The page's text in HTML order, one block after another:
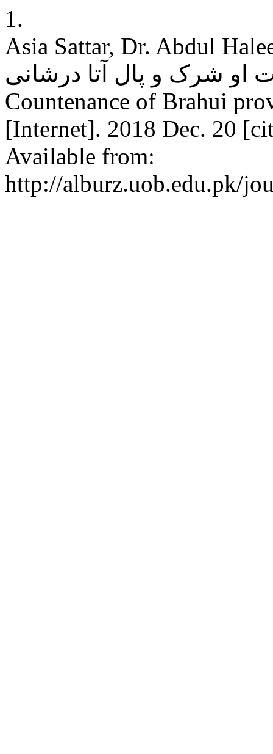
1.
Asia Sattar, Dr. Abdul
او شرک و پال آتا درشانی:
Countenance of Brahui
[Internet]. 2018 Dec. 20
Available from:
http://alburz.uob.edu.pk/